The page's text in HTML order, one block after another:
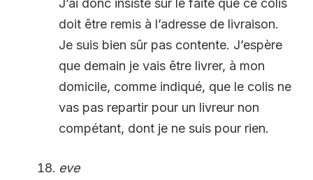
J’ai donc insisté sur le faite que ce colis
doit être remis à l’adresse de livraison.
Je suis bien sûr pas contente. J’espère
que demain je vais être livrer, à mon
domicile, comme indiqué, que le colis ne
vas pas repartir pour un livreur non
compétant, dont je ne suis pour rien.
eve